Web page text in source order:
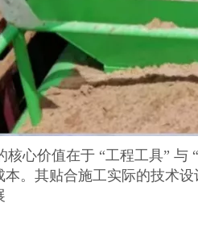
核心价值在于 “工程工具”
。其贴合施工实际的技术